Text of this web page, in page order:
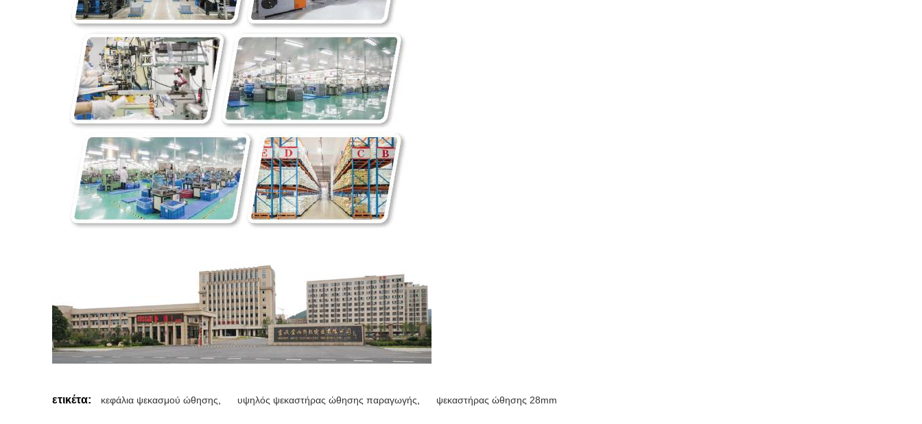
ετικέτα: κεφάλια ψεκασμού ώθησης, υψηλός ψεκαστήρας ώθησης παραγωγής, ψεκαστήρας ώθησης 28mm